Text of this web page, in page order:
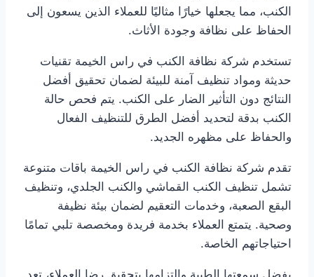
الكنب، مما يجعلها خيارًا مثاليًا للعملاء الذين يسعون إلى
الحفاظ على نظافة وجودة الأثاث.
تستخدم شركة نظافة الكنب في راس الخيمة تقنيات
حديثة ومواد تنظيف آمنة للبيئة لضمان تحقيق أفضل
النتائج دون التأثير الضار على الكنب. يتم فحص حالة
الكنب بدقة لتحديد أفضل الطرق للتنظيف الفعال
والحفاظ على مظهره الجديد.
تقدم شركة نظافة الكنب في راس الخيمة باقات متنوعة
تشمل تنظيف الكنب القماشي والكنب الجلدي، وتنظيف
البقع الصعبة، وخدمات التعقيم لضمان بيئة نظيفة
وصحية. يتمتع العملاء بخدمة فريدة ومخصصة تلبي تمامًا
احتياجاتهم الخاصة.
بفضل سمعتها الطيبة والتزامها بتحقيق رضا العملاء، تعد